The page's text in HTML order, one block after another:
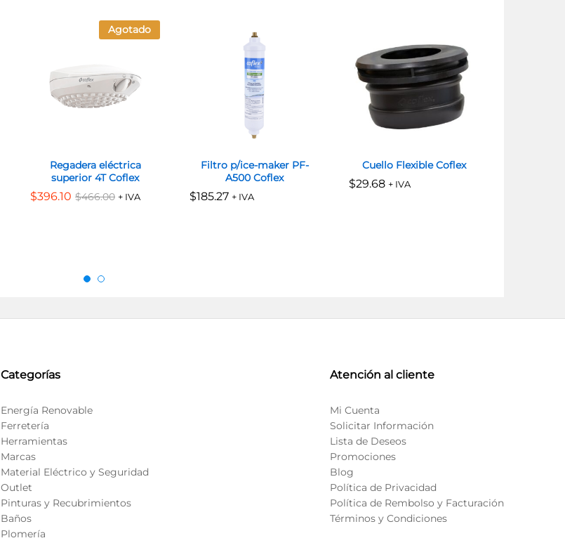
Agotado
Regadera eléctrica
superior 4T Coflex
$396.10 $466.00 + IVA
$396.10 $466.00
Filtro p/ice-maker PF-
A500 Coflex
$185.27 + IVA
$185.27
Cuello Flexible Coflex
$29.68 + IVA
$29.68
Categorías
Energía Renovable
Ferretería
Herramientas
Marcas
Material Eléctrico y Seguridad
Outlet
Pinturas y Recubrimientos
Baños
Plomería
Atención al cliente
Mi Cuenta
Solicitar Información
Lista de Deseos
Promociones
Blog
Política de Privacidad
Política de Rembolso y Facturación
Términos y Condiciones